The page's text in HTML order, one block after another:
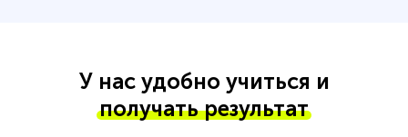
У нас удобно учиться и
получать результат